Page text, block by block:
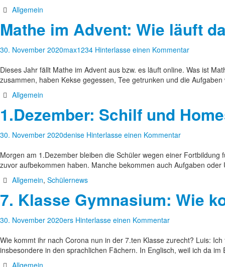
Allgemein
Mathe im Advent: Wie läuft
30. November 2020max1234 Hinterlasse einen Kommentar
Dieses Jahr fällt Mathe im Advent aus bzw. es läuft online. Was ist
zusammen, haben Kekse gegessen, Tee getrunken und die
Allgemein
1.Dezember: Schilf und
30. November 2020denise Hinterlasse einen Kommentar
Morgen am 1.Dezember bleiben die Schüler wegen einer
zuvor aufbekommen haben. Manche bekommen auch Aufgaben
Allgemein, Schülernews
7. Klasse Gymnasium: Wie
30. November 2020ers Hinterlasse einen Kommentar
Wie kommt ihr nach Corona nun in der 7.ten Klasse zurecht? Luis:
insbesondere in den sprachlichen Fächern. In Englisch, weil ich da
Allgemein